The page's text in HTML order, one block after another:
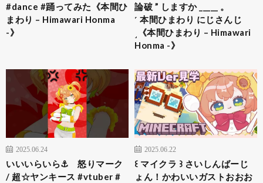
#dance #踊ってみた《本間ひ
まわり – Himawari Honma
-》
論破 ” しますか _____ 。
˹ 本間ひまわり にじさんじ
˼《本間ひまわり – Himawari
Honma -》
2025.06.24
いいいらいら⚓ 怒りマーク
/ 超☆ヤンキース #vtuber #
2025.06.22
꒰ マイクラ ꒱ さいしんばーじ
ょん！かわいいガストおおお